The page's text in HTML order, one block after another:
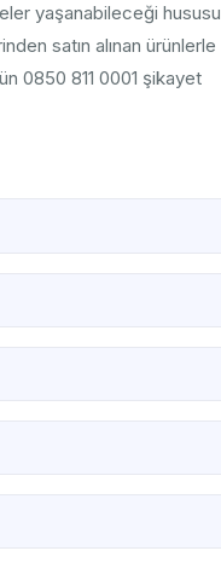
yaşanabileceği hususu
satın alınan ürünlerle
0850 811 0001 şikayet